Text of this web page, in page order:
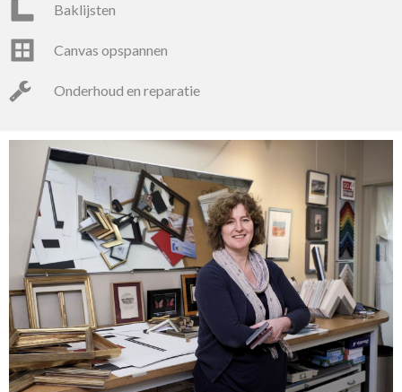
baklijsten
canvas opspannen
onderhoud en reparatie